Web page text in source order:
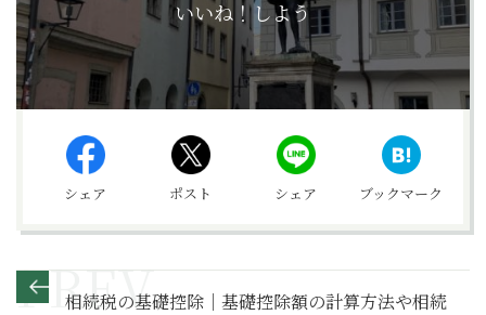
いいね！しよう
シェア ポスト シェア ブックマーク
相続税の基礎控除｜基礎控除額の計算方法や相続